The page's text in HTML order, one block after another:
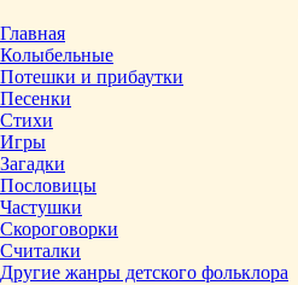
Главная
Колыбельные
Потешки и прибаутки
Песенки
Стихи
Игры
Загадки
Пословицы
Частушки
Скороговорки
Считалки
Другие жанры детского фольклора